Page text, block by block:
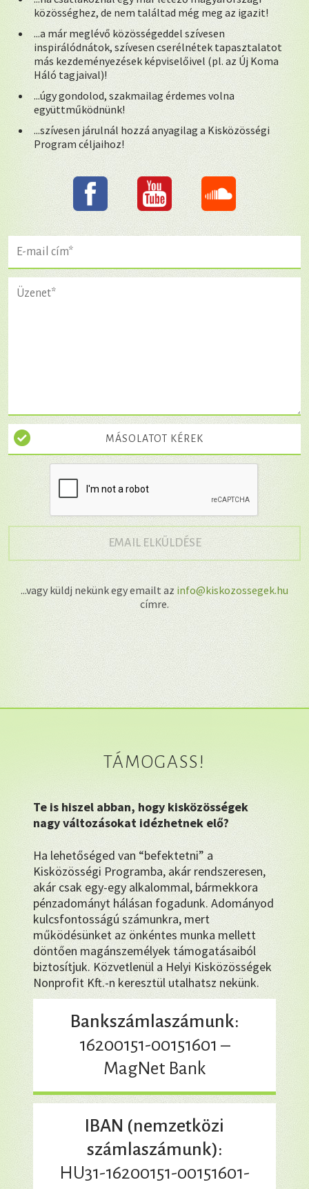
közösséghez, de nem találtad még meg az igazit!
...a már meglévő közösségeddel szívesen
inspirálódnátok, szívesen cserélnétek tapasztalatot
más kezdeményezések képviselőivel (pl. az Új Koma
Háló tagjaival)!
...úgy gondolod, szakmailag érdemes volna
együttműködnünk!
...szívesen járulnál hozzá anyagilag a Kisközösségi
Program céljaihoz!
MÁSOLATOT KÉREK
EMAIL ELKÜLDÉSE→
...vagy küldj nekünk egy emailt az info@kiskozossegek.hu
címre.
TÁMOGASS!
Te is hiszel abban, hogy kisközösségek
nagy változásokat idézhetnek elő?
Ha lehetőséged van “befektetni” a
Kisközösségi Programba, akár rendszeresen,
akár csak egy-egy alkalommal, bármekkora
pénzadományt hálásan fogadunk. Adományod
kulcsfontosságú számunkra, mert
működésünket az önkéntes munka mellett
döntően magánszemélyek támogatásaiból
biztosítjuk. Közvetlenül a Helyi Kisközösségek
Nonprofit Kft.-n keresztül utalhatsz nekünk.
Bankszámlaszámunk:
16200151-00151601 –
MagNet Bank
IBAN (nemzetközi
számlaszámunk):
HU31-16200151-00151601-